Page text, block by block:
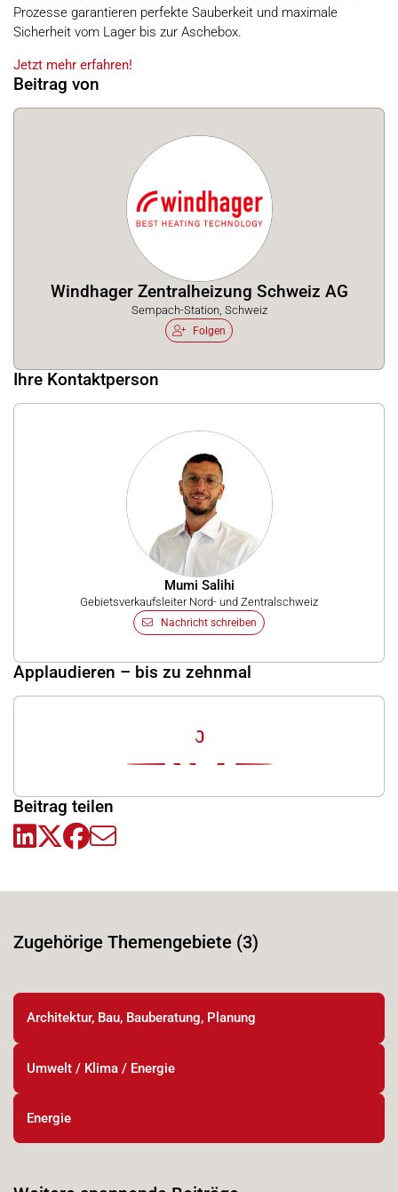
Prozesse garantieren perfekte Sauberkeit und maximale
Sicherheit vom Lager bis zur Aschebox.
Jetzt mehr erfahren!
Beitrag von
Windhager Zentralheizung Schweiz AG
Sempach-Station, Schweiz
Folgen
Ihre Kontaktperson
Mumi Salihi
Gebietsverkaufsleiter Nord- und Zentralschweiz
Nachricht schreiben
Applaudieren – bis zu zehnmal
0
Beitrag teilen
Zugehörige Themengebiete (3)
Architektur, Bau, Bauberatung, Planung
Umwelt / Klima / Energie
Energie